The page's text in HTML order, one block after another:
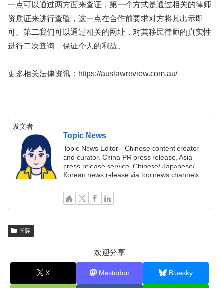
一点可以通过两方面来查证，第一个方式是通过相关的律师
资质证来进行查验，这一点在合作前要求对方将其出示即
可。第二我们可以通过相关的网址，对其移民律师的真实性
进行二次查询，保证个人的利益。
更多相关法律资讯：https://auslawreview.com.au/
发文者
Topic News
Topic News Editor - Chinese content creator
and curator. China PR press release, Asia
press release service. Chinese/ Japanese/
Korean news release via top news channels.
国际
欢迎分享
X Mastodon Bluesky